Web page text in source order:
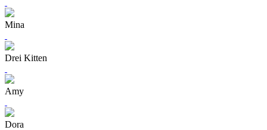
Mina
Drei Kitten
Amy
Dora